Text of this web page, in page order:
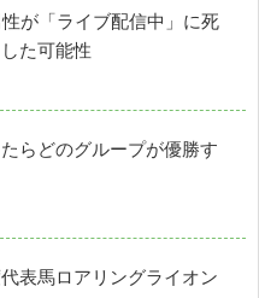
が「ライブ配信中」に死
た可能性
らどのグループが優勝す
表馬ロアリングライオン